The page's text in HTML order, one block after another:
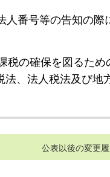
番号等の告知の際
税の確保を図るた
、法人税法及び地
公表以後の変更